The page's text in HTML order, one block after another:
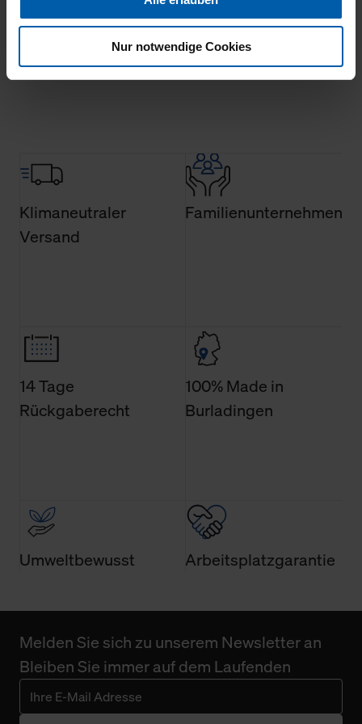
Ihnen auch außerhalb unserer Webseiten ausgewählte
Werbung anzeigen zu können.
Klicken Sie auf "Alle erlauben", damit wir alle Cookies
dies mit einem Klick auf „Auswahl erlauben“ bestätigen.
Fall Sie nur die notwendigen Cookies erlauben möchten,
erforderlichen Cookies.
den Menüpunkt „Datenschutzeinstellungen“ können Sie
jederzeit Ihre Einwilligungserklärung anpassen. Ihre
der Webseite nicht erforderlich und kann jederzeit mit
Wirkung für die Zukunft widerrufen. Der Widerruf der
Weitere Informationen über Cookies und Web-
Technologien sowie die Nutzung Ihrer persönlichen Daten
finden Sie in unserer Datenschutzerklärung.
Nur notwendige Cookies
Mehr laden
Klimaneutraler
Versand
Familienunternehmen
14 Tage
Rückgaberecht
100% Made in
Burladingen
Umweltbewusst Arbeitsplatzgarantie
Melden Sie sich zu unserem Newsletter an
Bleiben Sie immer auf dem Laufenden